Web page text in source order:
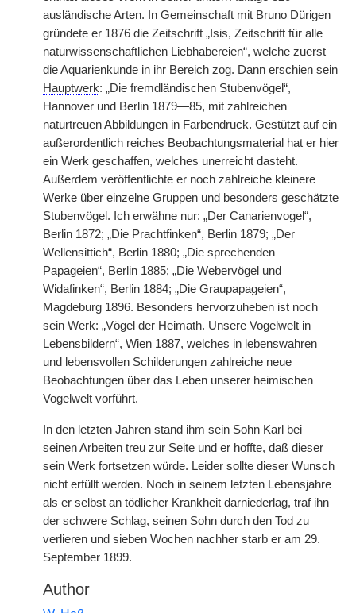
ausländische Arten. In Gemeinschaft mit Bruno Dürigen
gründete er 1876 die Zeitschrift „Isis, Zeitschrift für alle
naturwissenschaftlichen Liebhabereien“, welche zuerst
die Aquarienkunde in ihr Bereich zog. Dann erschien sein
Hauptwerk: „Die fremdländischen Stubenvögel“,
Hannover und Berlin 1879—85, mit zahlreichen
naturtreuen Abbildungen in Farbendruck. Gestützt auf ein
außerordentlich reiches Beobachtungsmaterial hat er hier
ein Werk geschaffen, welches unerreicht dasteht.
Außerdem veröffentlichte er noch zahlreiche kleinere
Werke über einzelne Gruppen und besonders geschätzte
Stubenvögel. Ich erwähne nur: „Der Canarienvogel“,
Berlin 1872; „Die Prachtfinken“, Berlin 1879; „Der
Wellensittich“, Berlin 1880; „Die sprechenden
Papageien“, Berlin 1885; „Die Webervögel und
Widafinken“, Berlin 1884; „Die Graupapageien“,
Magdeburg 1896. Besonders hervorzuheben ist noch
sein Werk: „Vögel der Heimath. Unsere Vogelwelt in
Lebensbildern“, Wien 1887, welches in lebenswahren
und lebensvollen Schilderungen zahlreiche neue
Beobachtungen über das Leben unserer heimischen
Vogelwelt vorführt.
In den letzten Jahren stand ihm sein Sohn Karl bei
seinen Arbeiten treu zur Seite und er hoffte, daß dieser
sein Werk fortsetzen würde. Leider sollte dieser Wunsch
nicht erfüllt werden. Noch in seinem letzten Lebensjahre
als er selbst an tödlicher Krankheit darniederlag, traf ihn
der schwere Schlag, seinen Sohn durch den Tod zu
verlieren und sieben Wochen nachher starb er am 29.
September 1899.
Author